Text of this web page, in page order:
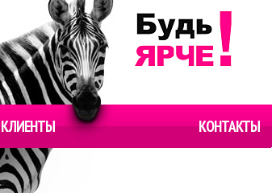
КЛИЕНТЫ КОНТАКТЫ